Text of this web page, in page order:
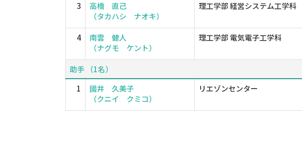
3
高橋 直己
（タカハシ ナオキ）
理工学部 経営システム工学科
4
南雲 健人
（ナグモ ケント）
理工学部 電気電子工学科
助手 （1名）
1
國井 久美子
（クニイ クミコ）
リエゾンセンター